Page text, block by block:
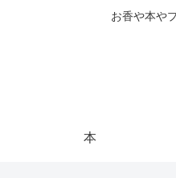
お香や本や
本